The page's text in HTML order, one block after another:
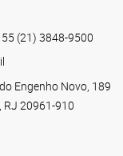
(21) 3848-9500
Engenho Novo, 189
RJ 20961-910